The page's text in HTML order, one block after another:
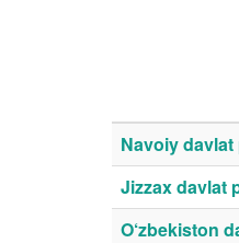
Navoiy
Jizzax davlat
O‘zbekiston